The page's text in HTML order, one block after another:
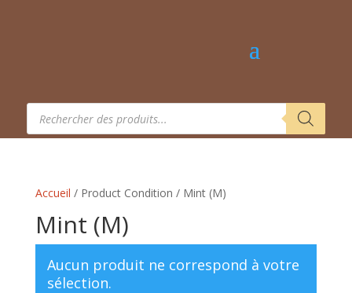
Recherche
produits
Accueil / Product Condition / Mint (M)
Mint (M)
Aucun produit ne correspond à votre
sélection.